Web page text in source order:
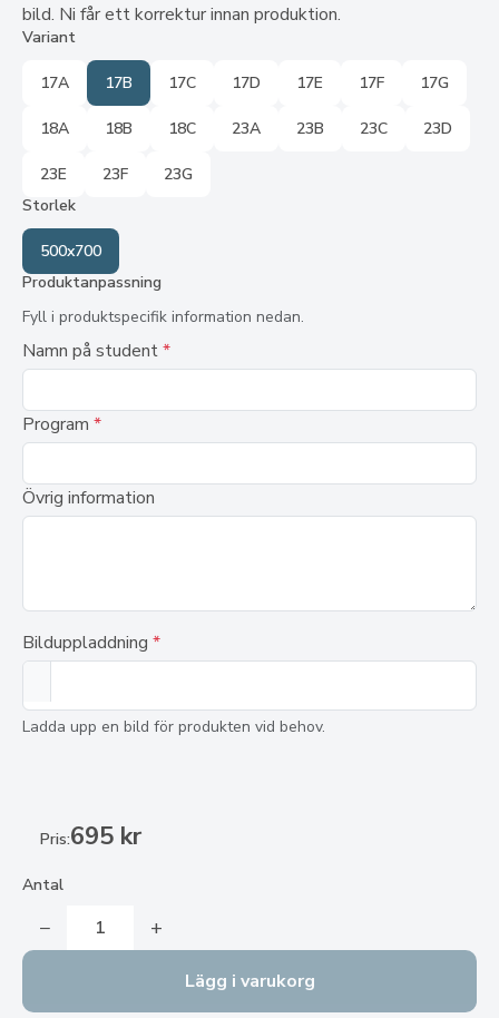
bild. Ni får ett korrektur innan produktion.
Variant
17A 17B 17C 17D 17E 17F 17G
18A 18B 18C 23A 23B 23C 23D
23E 23F
23G
Storlek
500x700
Produktanpassning
Fyll i produktspecifik information nedan.
Namn på student*
Program *
Övrig information
Bilduppladdning *
Ladda upp en bild för produkten vid behov.
Pris:695 kr
Antal
− +
Lägg i varukorg